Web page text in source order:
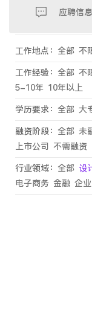
应聘信息
工作地点： 全部 不
工作经验： 全部 不
5-10年 10年以上
学历要求： 全部 大
融资阶段： 全部 未
上市公司 不需融资
行业领域： 全部 设
电子商务 金融 企